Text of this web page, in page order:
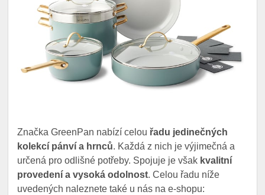
Značka GreenPan nabízí celou řadu jedinečných
kolekcí pánví a hrnců. Každá z nich je výjimečná a
určená pro odlišné potřeby. Spojuje je však kvalitní
provedení a vysoká odolnost. Celou řadu níže
uvedených naleznete také u nás na e-shopu: